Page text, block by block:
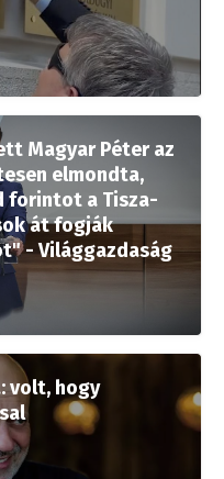
Magyar Péter az
elmondta,
forintot a Tisza-
át fogják
- Világgazdaság
volt, hogy